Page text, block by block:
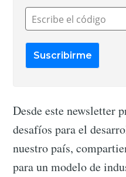
Escribe el código
Desde este newsletter
desafíos para el
nuestro país,
para un modelo de